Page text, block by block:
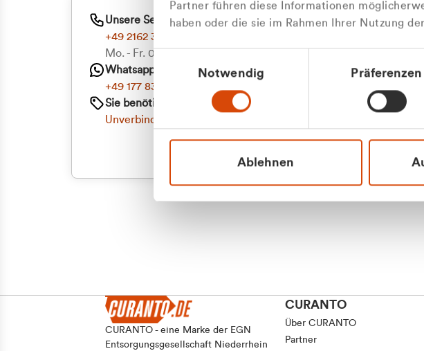
Partner führen diese Informationen
haben oder die sie im Rahmen Ihrer Nutzung
Einwilligungsauswahl
Notwendig Präferenzen
Ablehnen
gehören Sie?
Privatkunde (inkl. MwSt.)
Geschäftskunde (exkl. MwSt.)
Unsere Service-Hotline
+49 2162 3769000
Mo. - Fr. 08.00 - 16:30 Uhr
Whatsapp
+49 177 8376058
Sie benötigen ein individuelles Angebot?
Unverbindliche Anfrage stellen
CURANTO - eine Marke der EGN
Entsorgungsgesellschaft Niederrhein
CURANTO
Über CURANTO
Partner